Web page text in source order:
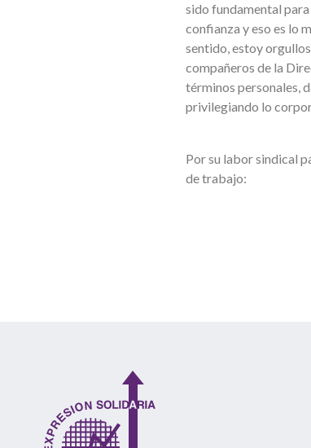
sido fundamental
confianza y eso es lo
sentido, estoy
compañeros de la
términos personales,
privilegiando lo
Por su labor sindical
de trabajo: